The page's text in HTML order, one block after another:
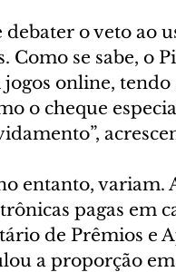
o veto ao
Como se sabe, o
online,
o cheque
entanto, variam.
pagas em
de Prêmios e
a proporção